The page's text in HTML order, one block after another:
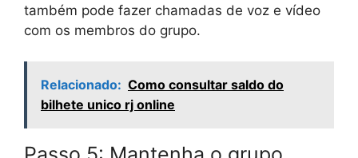
também pode fazer chamadas de voz e vídeo
com os membros do grupo.
Relacionado: Como consultar saldo do
bilhete unico rj online